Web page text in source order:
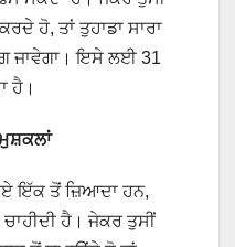
ਹੋ, ਤਾਂ ਤੁਹਾਡਾ ਸਾਰਾ
ਜਾਵੇਗਾ। ਇਸੇ ਲਈ 31
ਹੈ।
ਇੱਕ ਤੋਂ ਜ਼ਿਆਦਾ ਹਨ,
ਚਾਹੀਦੀ ਹੈ। ਜੇਕਰ ਤੁਸੀਂ